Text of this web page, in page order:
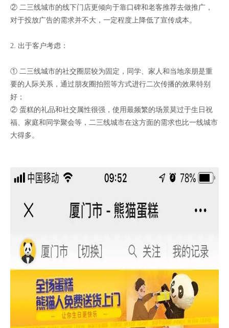
② 二三线城市的线下门店更倾向于靠口碑和老客推荐去做推广，
对于投放广告的需求并不大，一定程度上降低了宣传成本。
2. 出于客户考虑：
① 二三线城市的社交圈层较为固定，同学、家人和当地亲朋是重
要的人际关系，通过朋友圈拍照等方式进行二次传播的效果特别
好；
② 蛋糕的礼品和社交属性很强，使用最频繁的场景莫过于生日祝
福、家庭和同学聚会等，二三线城市在这方面的需求也比一线城市
大得多。